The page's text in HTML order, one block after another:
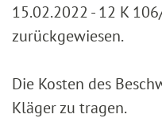
15.02.2022 - 12 K
zurückgewiesen.
Die Kosten des
Kläger zu tragen.